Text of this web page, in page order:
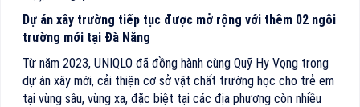
Dự án xây trường tiếp tục được mở rộng với thêm 02 ngôi
trường mới tại Đà Nẵng
Từ năm 2023, UNIQLO đã đồng hành cùng Quỹ Hy Vọng trong
dự án xây mới, cải thiện cơ sở vật chất trường học cho trẻ em
tại vùng sâu, vùng xa, đặc biệt tại các địa phương còn nhiều